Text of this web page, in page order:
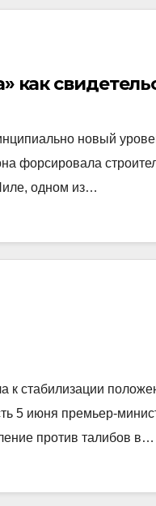
как
новый
форсировала
одном из…
к стабилизации
5 июня премьер-
против талибов в…